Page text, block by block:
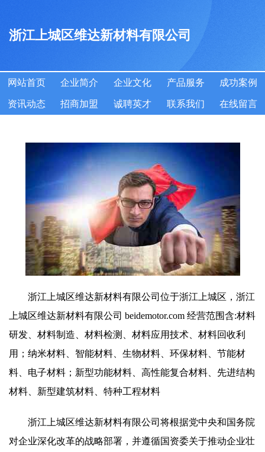
浙江上城区维达新材料有限公司
网站首页 企业简介 企业文化 产品服务 成功案例
资讯动态 招商加盟 诚聘英才 联系我们 在线留言
浙江上城区维达新材料有限公司位于浙江上城区，浙江
上城区维达新材料有限公司 beidemotor.com 经营范围含:材料
研发、材料制造、材料检测、材料应用技术、材料回收利
用；纳米材料、智能材料、生物材料、环保材料、节能材
料、电子材料；新型功能材料、高性能复合材料、先进结构
材料、新型建筑材料、特种工程材料
浙江上城区维达新材料有限公司将根据党中央和国务院
对企业深化改革的战略部署，并遵循国资委关于推动企业壮